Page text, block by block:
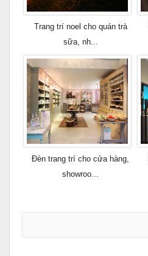
Trang trí noel cho quán trà
sữa, nh...
Đèn trang trí cho cửa hàng,
showroo...